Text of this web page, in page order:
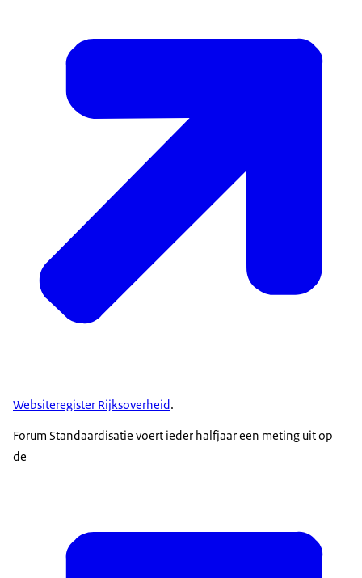
Websiteregister Rijksoverheid.
Forum Standaardisatie voert ieder halfjaar een meting uit op
de